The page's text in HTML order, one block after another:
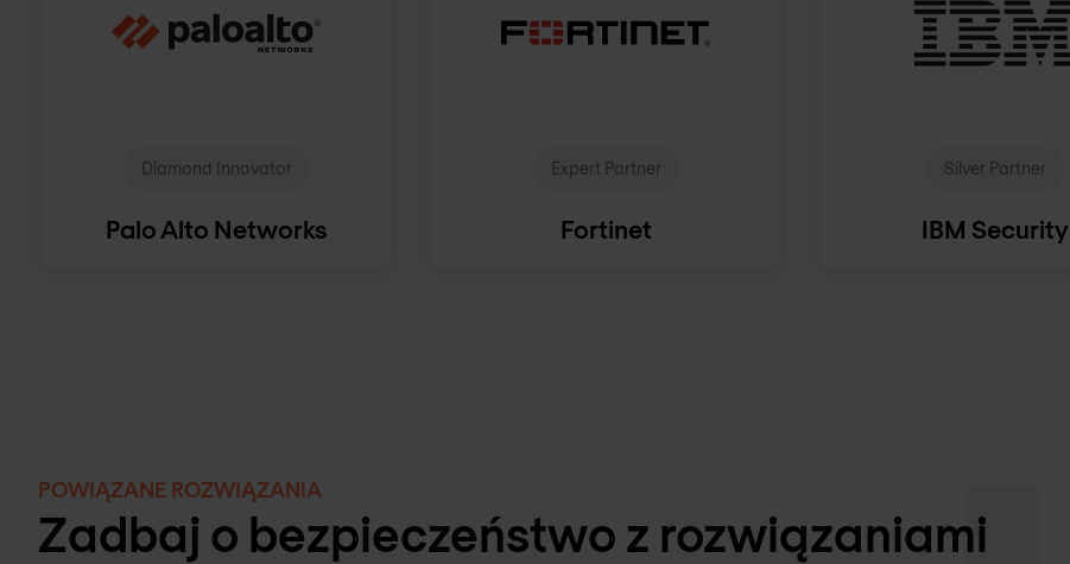
Diamond Innovator
Palo Alto Networks
Expert Partner
Fortinet
Silver Partner
IBM Security
POWIĄZANE ROZWIĄZANIA
Zadbaj o bezpieczeństwo z rozwiązaniami